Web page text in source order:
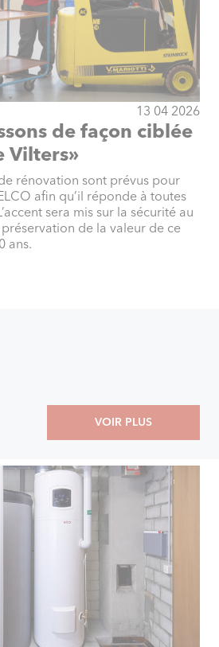
13 04 2026
de façon ciblée
Vilters»
rénovation sont prévus pour
afin qu’il réponde à toutes
sera mis sur la sécurité au
de la valeur de ce
ans.
VOIR PLUS